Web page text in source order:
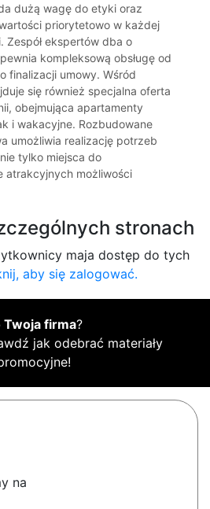
dużą wagę do etyki oraz
priorytetowo w każdej
Zespół ekspertów dba o
kompleksową obsługę od
finalizacji umowy. Wśród
się również specjalna oferta
obejmująca apartamenty
i wakacyjne. Rozbudowane
umożliwia realizację potrzeb
tylko miejsca do
atrakcyjnych możliwości
stronach
maja dostęp do tych
aby się zalogować.
Twoja firma?
jak odebrać materiały
na